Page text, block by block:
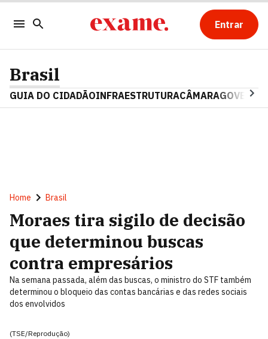
Entrar
Brasil
GUIA DO CIDADÃOINFRAESTRUTURACÂMARAGOVERNO
Home Brasil
Moraes tira sigilo de decisão
que determinou buscas
contra empresários
Na semana passada, além das buscas, o ministro do STF também
determinou o bloqueio das contas bancárias e das redes sociais
dos envolvidos
(TSE/Reprodução)